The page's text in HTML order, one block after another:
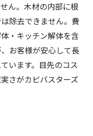
ん。木材の内部に根
除去できません。費
・キッチン解体を含
お客様が安心して長
います。目先のコス
さがカビバスターズ